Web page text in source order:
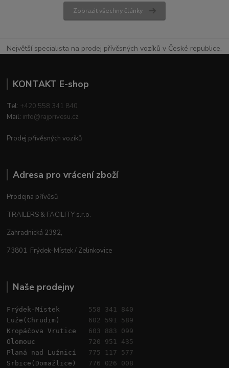
Zobrazit všechny články
Největší specialista na prodej přívěsných vozíků v České republice.
KONTAKT E-shop
Tel: +420 558 341 840
Mail: info@rajprivesu.cz
Prodej přívěsných vozíků
Adresa pro vrácení zboží
Prodejna přívěsů
TRAILERS & FACILITY s.r.o.
Zahradnická 2392,
73801 Frýdek-Místek / Zelinkovice
Naše prodejny
Frýdek-Místek 558 341 840
Luže(Chrudim) 602 591 589
Kropáčova Vrutice 603 883 099
Olomouc 720 951 435
Planá nad Lužnicí 775 117 577
Srbice(Domažlice) 776 026 008